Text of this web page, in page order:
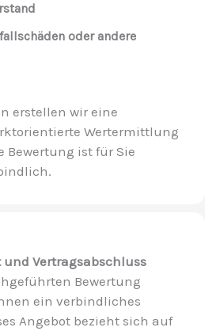
oder andere
erstellen wir eine
Wertermittlung
Bewertung ist für Sie
Vertragsabschluss
Bewertung
ein verbindliches
Angebot bezieht sich auf